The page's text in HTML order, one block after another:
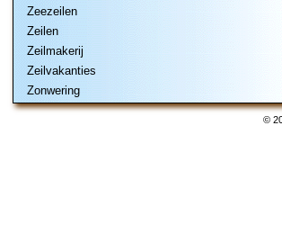
Zeezeilen
Zeilen
Zeilmakerij
Zeilvakanties
Zonwering
©